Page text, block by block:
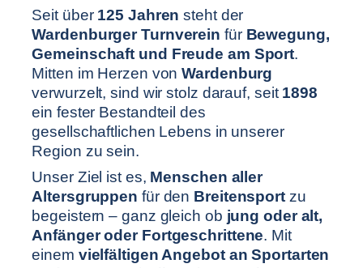
Seit über 125 Jahren steht der
Wardenburger Turnverein für Bewegung,
Gemeinschaft und Freude am Sport.
Mitten im Herzen vonWardenburg
verwurzelt, sind wir stolz darauf, seit 1898
ein fester Bestandteil des
gesellschaftlichen Lebens in unserer
Region zu sein.
Unser Ziel ist es, Menschen aller
Altersgruppen für den Breitensport zu
begeistern – ganz gleich ob jung oder alt,
Anfänger oder Fortgeschrittene. Mit
einem vielfältigen Angebot an Sportarten